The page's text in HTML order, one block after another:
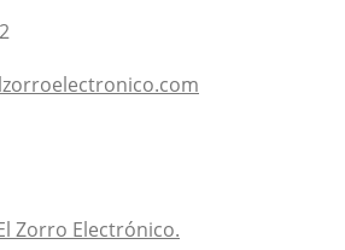
Zorro Electrónico.